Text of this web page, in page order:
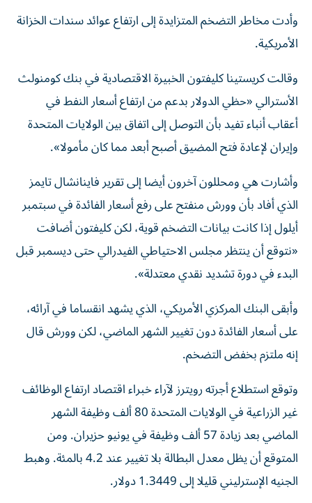
وأدت مخاطر التضخم المتزايدة إلى ارتفاع عوائد سندات الخزانة
الأمريكية.
وقالت كريستينا كليفتون الخبيرة الاقتصادية في بنك كومنولث
الأسترالي «حظي الدولار بدعم من ارتفاع أسعار النفط في
أعقاب أنباء تفيد بأن التوصل ​إلى اتفاق ‌بين الولايات المتحدة
وإيران لإعادة فتح المضيق أصبح أبعد مما كان مأمولا».
وأشارت ‌هي ومحللون آخرون أيضا إلى تقرير فاينانشال تايمز
الذي أفاد بأن وورش منفتح على رفع أسعار الفائدة في سبتمبر
أيلول إذا كانت بيانات التضخم قوية، لكن كليفتون أضافت
«نتوقع أن ‌ينتظر مجلس الاحتياطي الفيدرالي حتى ‌ديسمبر قبل
البدء في دورة تشديد ⁠نقدي معتدلة».
وأبقى البنك المركزي الأمريكي، الذي يشهد انقساما في آرائه،
على أسعار الفائدة ‌دون تغيير الشهر الماضي، لكن وورش قال
إنه ملتزم بخفض التضخم.
وتوقع استطلاع أجرته رويترز لآراء خبراء اقتصاد ارتفاع الوظائف
غير الزراعية في الولايات ⁠المتحدة 80 ألف وظيفة الشهر
الماضي بعد زيادة 57 ألف وظيفة ​في يونيو حزيران. ومن
المتوقع أن يظل معدل البطالة بلا تغيير عند 4.2 بالمئة. وهبط
الجنيه الإسترليني قليلا إلى 1.3449 دولار.